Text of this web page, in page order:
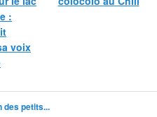
:
voix
des petits...